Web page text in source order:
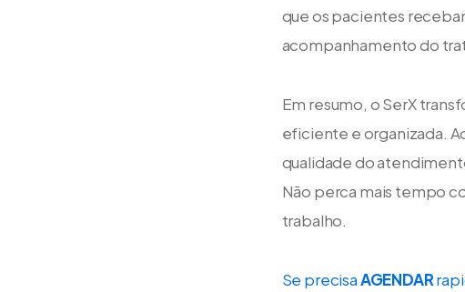
que os pacientes
acompanhamento do
Em resumo, o SerX
eficiente e organizada.
qualidade do
Não perca mais tempo
trabalho.
Se precisa AGENDAR